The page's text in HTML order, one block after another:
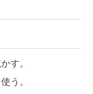
す。
う。